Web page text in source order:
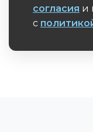
согласия и
с